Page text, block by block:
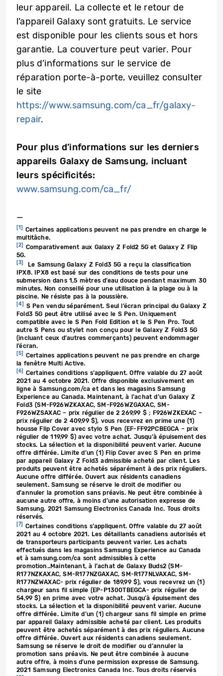
leur appareil. La collecte et le retour de
l’appareil Galaxy sont gratuits. Le service
est disponible pour les clients sous et hors
garantie. La couverture peut varier. Pour
plus d’informations sur le service de
réparation porte-à-porte, veuillez consulter
le site
https://www.samsung.com/ca_fr/galaxy-
repair.
Pour plus d’informations sur les derniers
appareils Galaxy de Samsung, incluant
leurs spécificités:
www.samsung.com/ca_fr/
—
[1]
Certaines applications peuvent ne pas prendre en charge le
multitâche.
[2]
Comparativement aux Galaxy Z Fold2 5G et Galaxy Z Flip
5G.
[3]
Le Samsung Galaxy Z Fold3 5G a reçu la classification
IPX8. IPX8 est basé sur des conditions de tests pour une
submersion dans 1,5 mètres d’eau douce pendant maximum 30
minutes. Non conseillé pour une utilisation à la plage ou à la
piscine. Ne résiste pas à la poussière.
[4]
S Pen vendu séparément. Seul l’écran principal du Galaxy Z
Fold3 5G peut être utilisé avec le S Pen. Uniquement
compatible avec le S Pen Fold Edition et le S Pen Pro. Tout
autre S Pens ou stylet non conçu pour le Galaxy Z Fold3 5G
(incluant ceux d’autres commerçants) peuvent endommager
l’écran.
[5]
Certaines applications peuvent ne pas prendre en charge
la fenêtre Multi Active.
[6]
Certaines conditions s’appliquent. Offre valable du 27 août
2021 au 4 octobre 2021. Offre disponible exclusivement en
ligne à Samsung.com/ca et dans les magasins Samsung
Experience au Canada. Maintenant, à l’achat d’un Galaxy Z
Fold3 (SM-F926WZKAXAC, SM-F926WZGAXAC, SM-
F926WZSAXAC – prix régulier de 2 269,99 $ ; F926WZKEXAC –
prix régulier de 2 409,99 $), vous recevrez en prime une (1)
housse Flip Cover avec stylo S Pen (EF-FF92PCBEGCA – prix
régulier de 119,99 $) avec votre achat. Jusqu’à épuisement des
stocks. La sélection et la disponibilité peuvent varier. Aucune
offre différée. Limite d’un (1) Flip Cover avec S Pen en prime
par appareil Galaxy Z Fold3 admissible acheté par client. Les
produits peuvent être achetés séparément à des prix réguliers.
Aucune offre différée. Ouvert aux résidents canadiens
seulement. Samsung se réserve le droit de modifier ou
d’annuler la promotion sans préavis. Ne peut être combinée à
aucune autre offre, à moins d’une autorisation expresse de
Samsung. 2021 Samsung Electronics Canada Inc. Tous droits
réservés.
[7]
Certaines conditions s’appliquent. Offre valable du 27 août
2021 au 4 octobre 2021. Les détaillants canadiens autorisés et
de transporteurs participants peuvent varier. Les achats
effectués dans les magasins Samsung Experience au Canada
et à samsung.com/ca sont admissibles à cette
promotion..Maintenant, à l’achat de Galaxy Buds2 (SM-
R177NZKAXAC, SM-R177NZGAXAC, SM-R177NLVAXAC, SM-
R177NZWAXAC- prix régulier de 189,99 $), vous recevrez un (1)
chargeur sans fil simple (EP-P1300TBEGCA- prix régulier de
54,99 $) en prime avec votre achat. Jusqu’à épuisement des
stocks. La sélection et la disponibilité peuvent varier. Aucune
offre différée. Limite d’un (1) chargeur sans fil simple en prime
par appareil Galaxy admissible acheté par client. Les produits
peuvent être achetés séparément à des prix réguliers. Aucune
offre différée. Ouvert aux résidents canadiens seulement.
Samsung se réserve le droit de modifier ou d’annuler la
promotion sans préavis. Ne peut être combinée à aucune
autre offre, à moins d’une permission expresse de Samsung.
2021 Samsung Electronics Canada Inc. Tous droits réservés